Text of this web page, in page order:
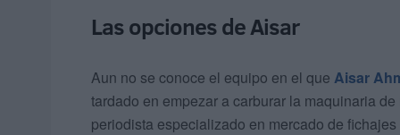
Las opciones de Aisar
Aun no se conoce el equipo en el que Aisar
tardado en empezar a carburar la maquinaria
periodista especializado en mercado de